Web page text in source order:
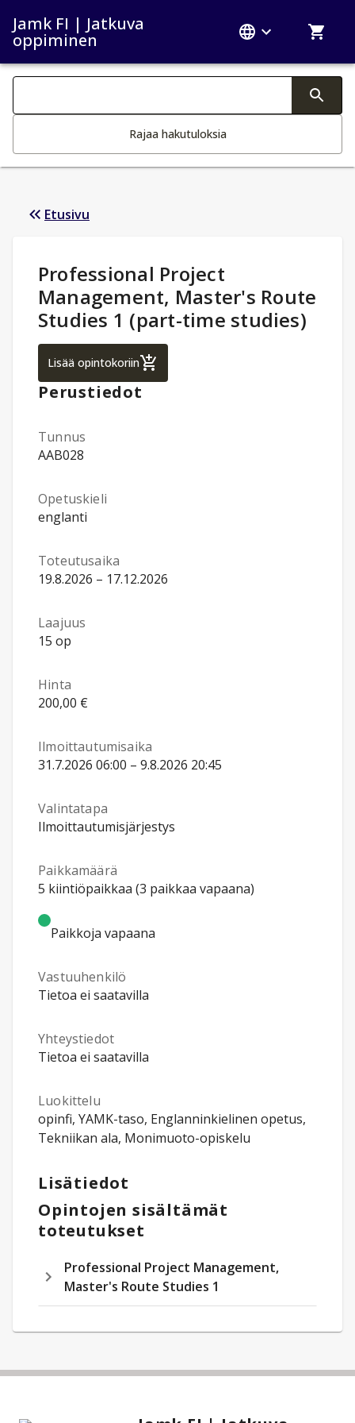
Jamk FI | Jatkuva
oppiminen
Haku kategoriat
Rajaa hakutuloksia
Etusivu
Opintotiedot :
Professional Project
Management, Master's Route
Studies 1 (part-time studies)
Lisää opintokoriinProfessional Project Management,
Perustiedot
Tunnus
AAB028
Opetuskieli
englanti
Toteutusaika
19.8.2026 – 17.12.2026
Laajuus
15 op
Hinta
200,00 €
Ilmoittautumisaika
31.7.2026 06:00 – 9.8.2026 20:45
Valintatapa
Ilmoittautumisjärjestys
Paikkamäärä
5 kiintiöpaikkaa (3 paikkaa vapaana)
Paikkoja vapaana
Vastuuhenkilö
Tietoa ei saatavilla
Yhteystiedot
Tietoa ei saatavilla
Luokittelu
opinfi, YAMK-taso, Englanninkielinen opetus,
Tekniikan ala, Monimuoto-opiskelu
Lisätiedot
Opintojen sisältämät
toteutukset
Professional Project Management,
Master's Route Studies 1